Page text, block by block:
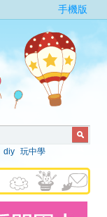
手機版
diy 玩中學